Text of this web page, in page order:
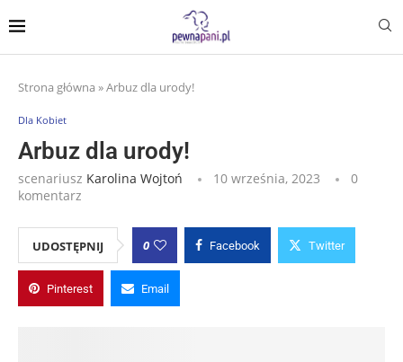
Strona główna »Arbuz dla urody!
Dla Kobiet
Arbuz dla urody!
scenariusz Karolina Wojtoń 10 września, 2023
0
komentarz
UDOSTĘPNIJ 0 Facebook Twitter
Pinterest Email